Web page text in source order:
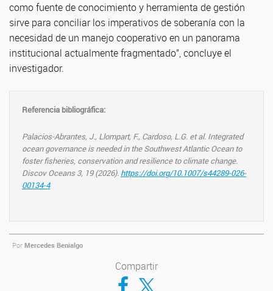
como fuente de conocimiento y herramienta de gestión
sirve para conciliar los imperativos de soberanía con la
necesidad de un manejo cooperativo en un panorama
institucional actualmente fragmentado”, concluye el
investigador.
Referencia bibliográfica:
Palacios-Abrantes, J., Llompart, F., Cardoso, L.G. et al. Integrated
ocean governance is needed in the Southwest Atlantic Ocean to
foster fisheries, conservation and resilience to climate change.
Discov Oceans 3, 19 (2026). https://doi.org/10.1007/s44289-026-
00134-4
Por Mercedes Benialgo
Compartir
Compartir en Facebook
Compartir en Twitter